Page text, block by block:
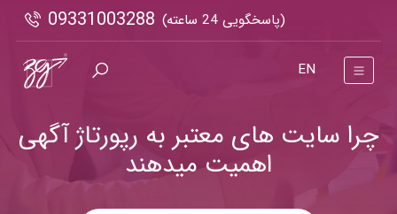
(پاسخگویی 24 ساعته) 09331003288
EN
چرا سایت های معتبر به رپورتاژ آگهی
اهمیت میدهند